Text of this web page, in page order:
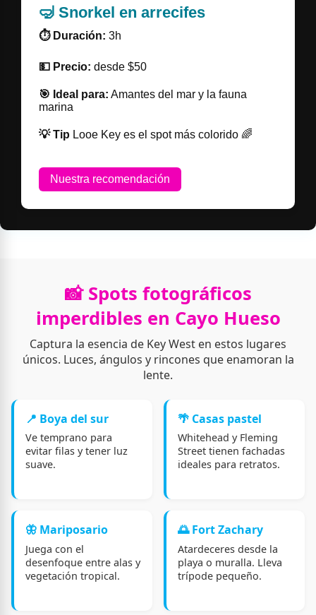
🤿 Snorkel en arrecifes
⏱️ Duración: 3h
💵 Precio: desde $50
🎯 Ideal para: Amantes del mar y la fauna
marina
💡 Tip Looe Key es el spot más colorido 🌈
Nuestra recomendación
📸 Spots fotográficos
imperdibles en Cayo Hueso
Captura la esencia de Key West en estos lugares
únicos. Luces, ángulos y rincones que enamoran la
lente.
📍 Boya del sur
Ve temprano para
evitar filas y tener luz
suave.
🌴 Casas pastel
Whitehead y Fleming
Street tienen fachadas
ideales para retratos.
🦋 Mariposario
Juega con el
desenfoque entre alas y
vegetación tropical.
🌅 Fort Zachary
Atardeceres desde la
playa o muralla. Lleva
trípode pequeño.